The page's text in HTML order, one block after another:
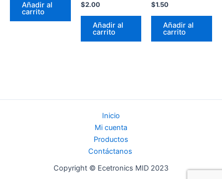
Añadir al
carrito
$2.00
Añadir al
carrito
$1.50
Añadir al
carrito
Inicio
Mi cuenta
Productos
Contáctanos
Copyright © Ecetronics MID 2023